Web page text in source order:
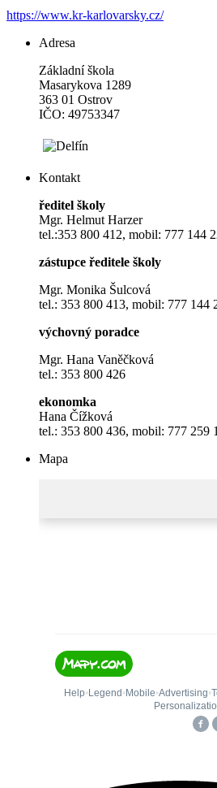
https://www.kr-karlovarsky.cz/
Adresa
Základní škola
Masarykova 1289
363 01 Ostrov
IČO: 49753347
Kontakt
ředitel školy
Mgr. Helmut Harzer
tel.:353 800 412, mobil: 777 144
zástupce ředitele školy
Mgr. Monika Šulcová
tel.: 353 800 413, mobil: 777 144
výchovný poradce
Mgr. Hana Vaněčková
tel.: 353 800 426
ekonomka
Hana Čížková
tel.: 353 800 436, mobil: 777 259
Mapa